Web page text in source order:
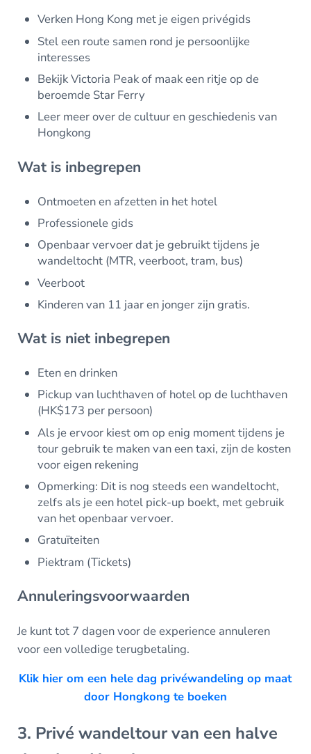
Verken Hong Kong met je eigen privégids
Stel een route samen rond je persoonlijke
interesses
Bekijk Victoria Peak of maak een ritje op de
beroemde Star Ferry
Leer meer over de cultuur en geschiedenis van
Hongkong
Wat is inbegrepen
Ontmoeten en afzetten in het hotel
Professionele gids
Openbaar vervoer dat je gebruikt tijdens je
wandeltocht (MTR, veerboot, tram, bus)
Veerboot
Kinderen van 11 jaar en jonger zijn gratis.
Wat is niet inbegrepen
Eten en drinken
Pickup van luchthaven of hotel op de luchthaven
(HK$173 per persoon)
Als je ervoor kiest om op enig moment tijdens je
tour gebruik te maken van een taxi, zijn de kosten
voor eigen rekening
Opmerking: Dit is nog steeds een wandeltocht,
zelfs als je een hotel pick-up boekt, met gebruik
van het openbaar vervoer.
Gratuïteiten
Piektram (Tickets)
Annuleringsvoorwaarden
Je kunt tot 7 dagen voor de experience annuleren
voor een volledige terugbetaling.
Klik hier om een hele dag privéwandeling op maat
door Hongkong te boeken
3. Privé wandeltour van een halve